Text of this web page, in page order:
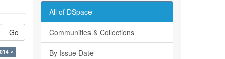
Go
×
All of DSpace
Communities & Collections
By Issue Date